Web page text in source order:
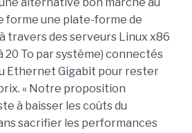
forme une plate-forme de
travers des serveurs Linux x86
20 To par système) connectés
Ethernet Gigabit pour rester
« Notre proposition
à baisser les coûts du
sacrifier les performances